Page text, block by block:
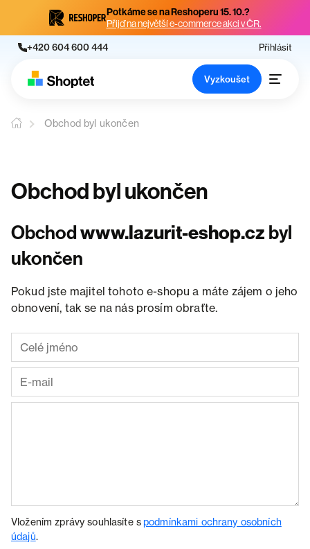
Potkáme se na Reshoperu 15. 10.?
Přijď na největší e-commerce akci v ČR.
+420 604 600 444 Přihlásit
Vyzkoušet
Obchod byl ukončen
Obchod byl ukončen
Obchodwww.lazurit-eshop.cz byl
ukončen
Pokud jste majitel tohoto e-shopu a máte zájem o jeho
obnovení, tak se na nás prosím obraťte.
Vložením zprávy souhlasíte spodmínkami ochrany osobních
údajů.